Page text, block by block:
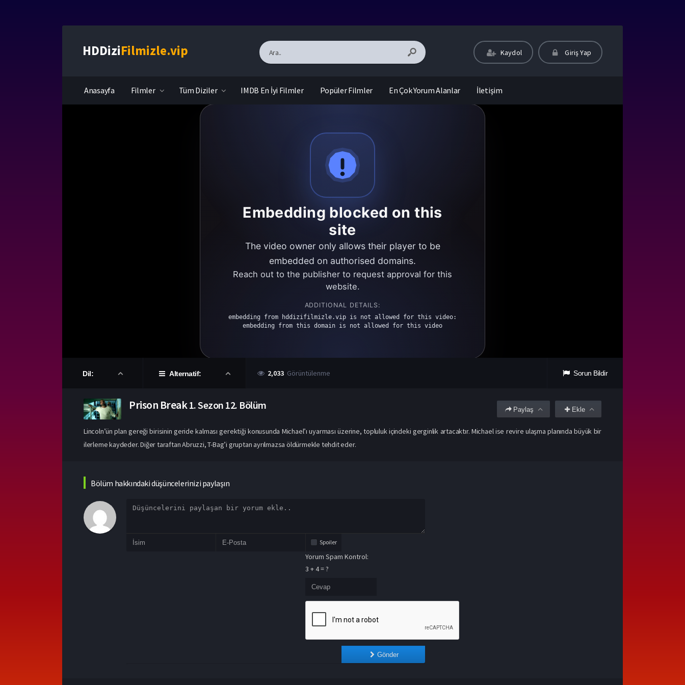
HDDiziFilmizle.vip Kaydol Giriş Yap
Anasayfa Filmler Tüm Diziler IMDB En İyi Filmler Popüler Filmler En Çok Yorum Alanlar İletişim
Dil: Alternatif: 2,033 Görüntülenme Sorun Bildir
Prison Break 1. Sezon 12. Bölüm Ekle
Paylaş
Lincoln’ün plan gereği birisinin geride kalması gerektiği konusunda Michael’ı uyarması üzerine, topluluk içindeki gerginlik artacaktır. Michael ise revire ulaşma planında büyük bir
ilerleme kaydeder. Diğer taraftan Abruzzi, T-Bag’i gruptan ayrılmazsa öldürmekle tehdit eder.
Bölüm hakkındaki düşüncelerinizi paylaşın
Spoiler
Yorum Spam Kontrol:
3 + 4 = ?
Gönder